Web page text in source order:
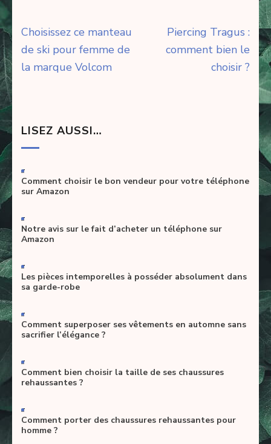
Navigation
de
l’article
Choisissez ce manteau
de ski pour femme de
la marque Volcom
Piercing Tragus :
comment bien le
choisir ?
LISEZ AUSSI…
-
Comment choisir le bon vendeur pour votre téléphone
sur Amazon
-
Notre avis sur le fait d’acheter un téléphone sur
Amazon
-
Les pièces intemporelles à posséder absolument dans
sa garde-robe
-
Comment superposer ses vêtements en automne sans
sacrifier l’élégance ?
-
Comment bien choisir la taille de ses chaussures
rehaussantes ?
-
Comment porter des chaussures rehaussantes pour
homme ?